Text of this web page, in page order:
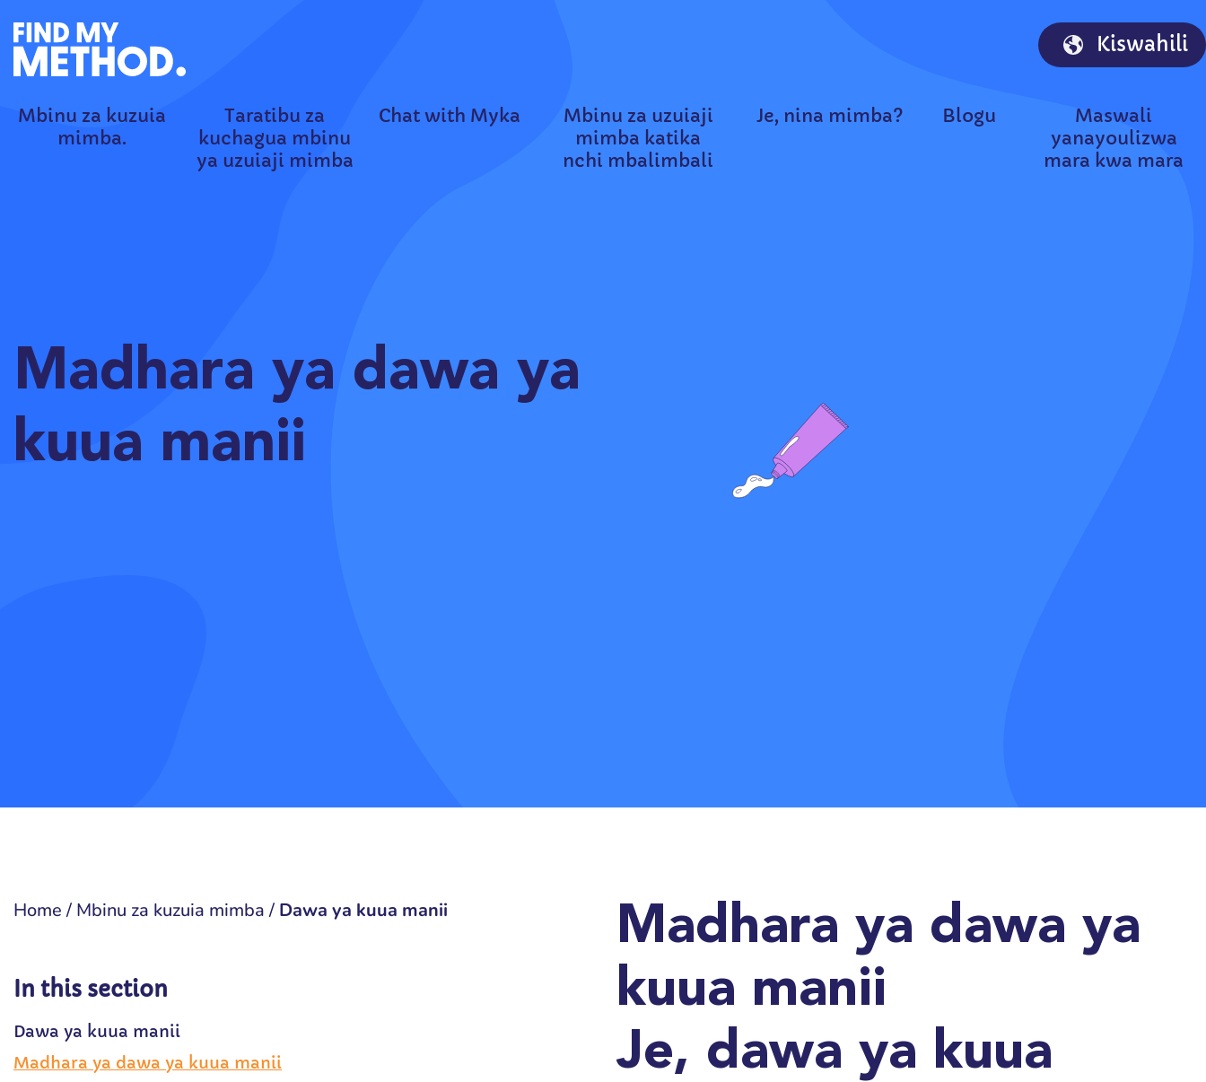
Kiswahili
Mbinu za kuzuia
mimba.
Taratibu za
kuchagua mbinu
ya uzuiaji mimba
Chat with Myka
Mbinu za uzuiaji
mimba katika
nchi mbalimbali
Je, nina mimba? Blogu
Maswali
yanayoulizwa
mara kwa mara
Madhara ya dawa ya
kuua manii
Home/ Mbinu za kuzuia mimba/ Dawa ya kuua manii
In this section
Dawa ya kuua manii
Madhara ya dawa ya kuua manii
Madhara ya dawa ya
kuua manii
Je, dawa ya kuua